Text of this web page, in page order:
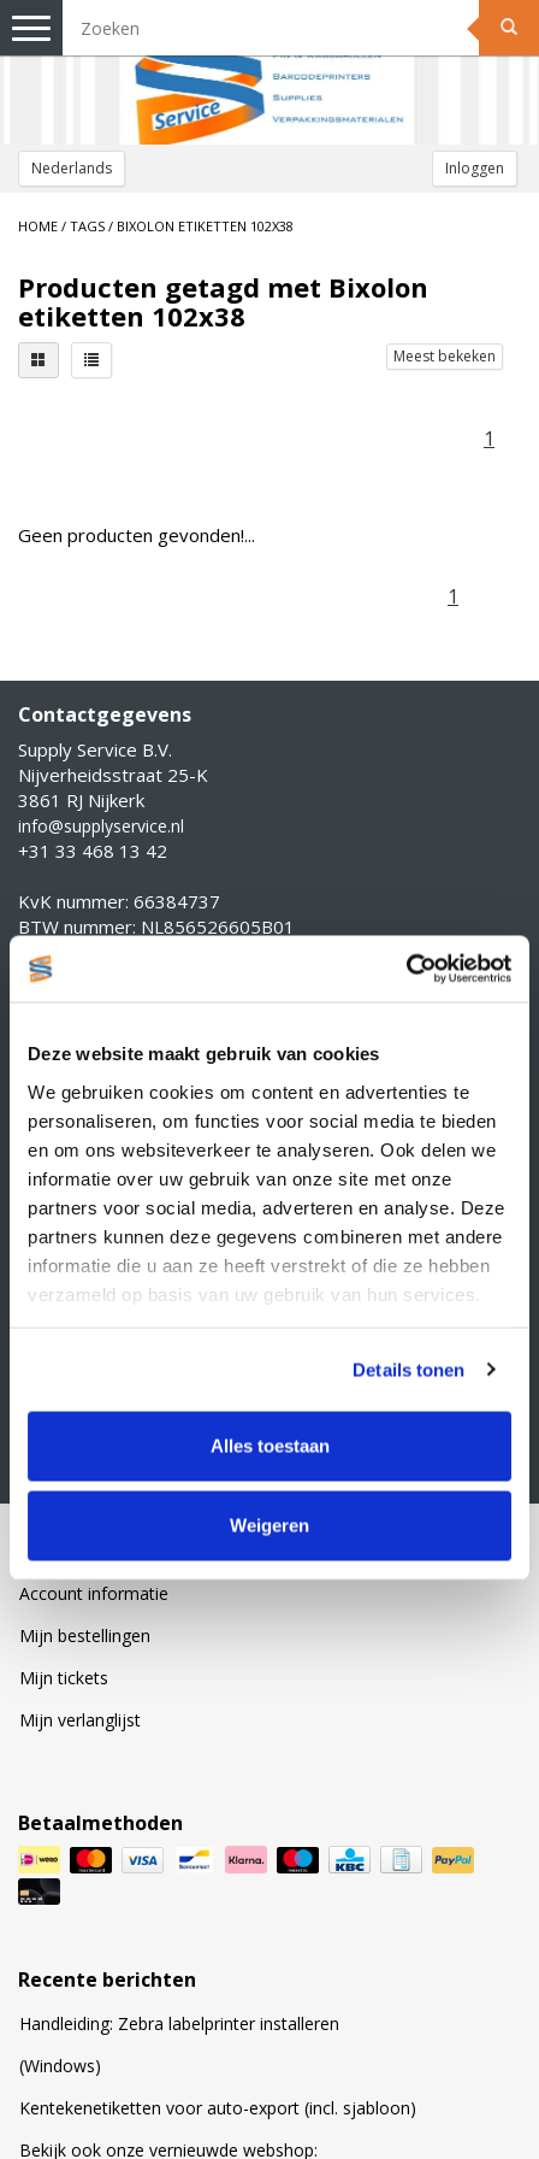
Deze website maakt gebruik van cookies
We gebruiken cookies om content en advertenties te
personaliseren, om functies voor social media te bieden
en om ons websiteverkeer te analyseren. Ook delen we
informatie over uw gebruik van onze site met onze
partners voor social media, adverteren en analyse. Deze
partners kunnen deze gegevens combineren met andere
informatie die u aan ze heeft verstrekt of die ze hebben
verzameld op basis van uw gebruik van hun services.
Details tonen
Alles toestaan
Weigeren
Nederlands Inloggen
Toggle
navigation
HOME / TAGS / BIXOLON ETIKETTEN 102X38
Producten getagd met Bixolon
etiketten 102x38
Meest bekeken
1
Geen producten gevonden!...
1
Contactgegevens
Supply Service B.V.
Nijverheidsstraat 25-K
3861 RJ Nijkerk
info@supplyservice.nl
+31 33 468 13 42
KvK nummer: 66384737
BTW nummer: NL856526605B01
Klantenservice
Over Supply Service B.V.
Veelgestelde vragen
Retourbeleid
Algemene voorwaarden
Privacy statement
Klacht indienen
Nieuwsbrief
Account informatie
Mijn bestellingen
Mijn tickets
Mijn verlanglijst
Betaalmethoden
Recente berichten
Handleiding: Zebra labelprinter installeren
(Windows)
Kentekenetiketten voor auto-export (incl. sjabloon)
Bekijk ook onze vernieuwde webshop: